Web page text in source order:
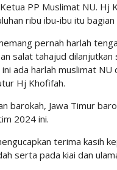
PP Muslimat NU. Hj
ribu ibu-ibu itu
pernah harlah
salat tahajud dilanjutkan
ada harlah muslimat
Hj Khofifah.
barokah, Jawa Timur
2024 ini.
terima kasih
serta pada kiai dan